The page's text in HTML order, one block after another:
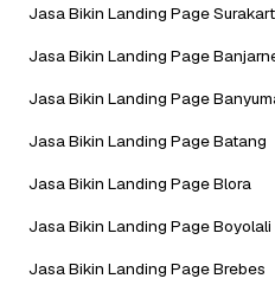
Jasa Bikin Landing Page
Jasa Bikin Landing Page
Jasa Bikin Landing Page
Jasa Bikin Landing Page Batang
Jasa Bikin Landing Page Blora
Jasa Bikin Landing Page Boyolali
Jasa Bikin Landing Page Brebes